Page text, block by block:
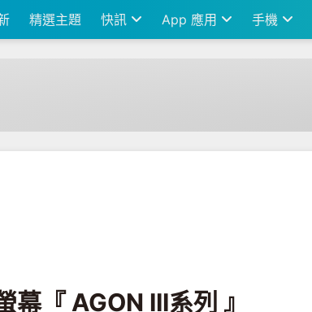
精選主題 快訊 App 應用 手機
戰鬥天使艾莉塔合作推出
『 AGON III系列 』